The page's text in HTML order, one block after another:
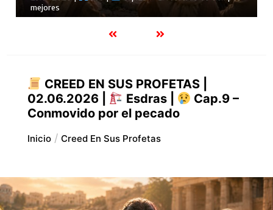
24.07.2026 |
Job | Cap.28 – La verdadera sabiduría
CREED EN SUS PROFETAS |
02.06.2026 |
Esdras |
Cap.9 –
Conmovido por el pecado
Inicio Creed En Sus Profetas